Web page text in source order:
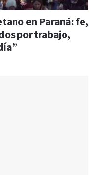
en Paraná: fe,
por trabajo,